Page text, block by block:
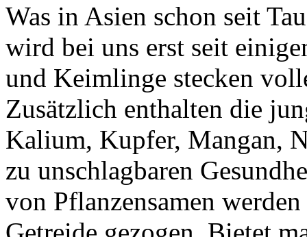
Was in Asien schon seit
wird bei uns erst seit
und Keimlinge stecken
Zusätzlich enthalten die
Kalium, Kupfer, Mangan,
zu unschlagbaren
von Pflanzensamen